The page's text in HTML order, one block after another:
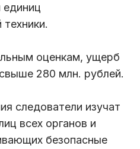
единиц
техники.
оценкам, ущерб
280 млн. рублей.
следователи изучат
всех органов и
безопасные